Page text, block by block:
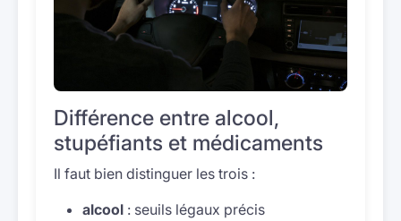
Différence entre alcool,
stupéfiants et médicaments
Il faut bien distinguer les trois :
alcool : seuils légaux précis